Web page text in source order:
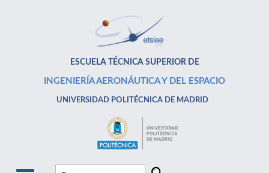
ESCUELA TÉCNICA SUPERIOR DE
INGENIERÍA AERONÁUTICA Y DEL ESPACIO
UNIVERSIDAD POLITÉCNICA DE MADRID